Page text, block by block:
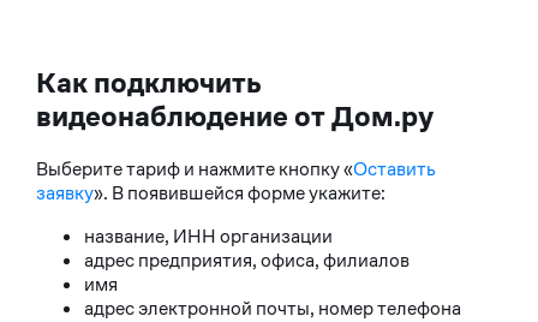
Как подключить
видеонаблюдение от Дом.ру
Выберите тариф и нажмите кнопку «Оставить
заявку». В появившейся форме укажите:
название, ИНН организации
адрес предприятия, офиса, филиалов
имя
адрес электронной почты, номер телефона